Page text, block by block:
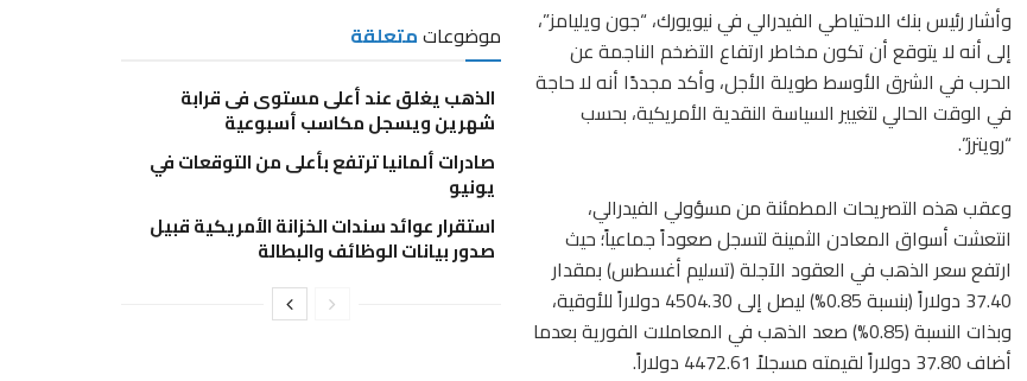
موضوعاتمتعلقة
الذهب يغلق عند أعلى مستوى فى قرابة
شهرين ويسجل مكاسب أسبوعية
صادرات ألمانيا ترتفع بأعلى من التوقعات في
يونيو
استقرار عوائد سندات الخزانة الأمريكية قبيل
صدور بيانات الوظائف والبطالة
وأشار رئيس بنك الاحتياطي الفيدرالي في نيويورك، “جون ويليامز”،
إلى أنه لا يتوقع أن تكون مخاطر ارتفاع التضخم الناجمة عن
الحرب في الشرق الأوسط طويلة الأجل، وأكد مجددًا أنه لا حاجة
في الوقت الحالي لتغيير السياسة النقدية الأمريكية، بحسب
“رويترز”.
وعقب هذه التصريحات المطمئنة من مسؤولي الفيدرالي،
انتعشت أسواق المعادن الثمينة لتسجل صعوداً جماعياً؛ حيث
ارتفع سعر الذهب في العقود الآجلة (تسليم أغسطس) بمقدار
37.40 دولاراً (بنسبة 0.85%) ليصل إلى 4504.30 دولاراً للأوقية،
وبذات النسبة (0.85%) صعد الذهب في المعاملات الفورية بعدما
أضاف 37.80 دولاراً لقيمته مسجلاً 4472.61 دولاراً.